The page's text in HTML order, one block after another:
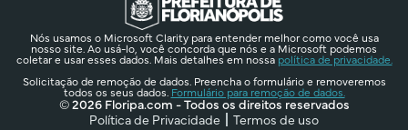
Nós usamos o Microsoft Clarity para entender melhor como você usa
nosso site. Ao usá-lo, você concorda que nós e a Microsoft podemos
coletar e usar esses dados. Mais detalhes em nossa política de privacidade.
Solicitação de remoção de dados. Preencha o formulário e removeremos
todos os seus dados. Formulário para remoção de dados.
© 2026 Floripa.com - Todos os direitos reservados
Política de Privacidade
Termos de uso